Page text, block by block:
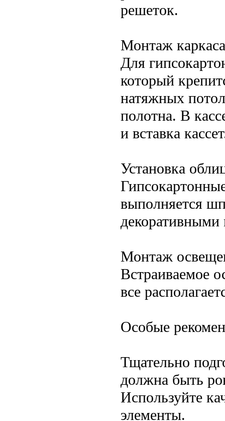
решеток.
Монтаж
Для
который
натяжных
полотна. В
и вставка
Установка
выполняется
декоративными
Монтаж
Встраиваемое
все
Особые
Тщательно
должна быть
Используйте
элементы.